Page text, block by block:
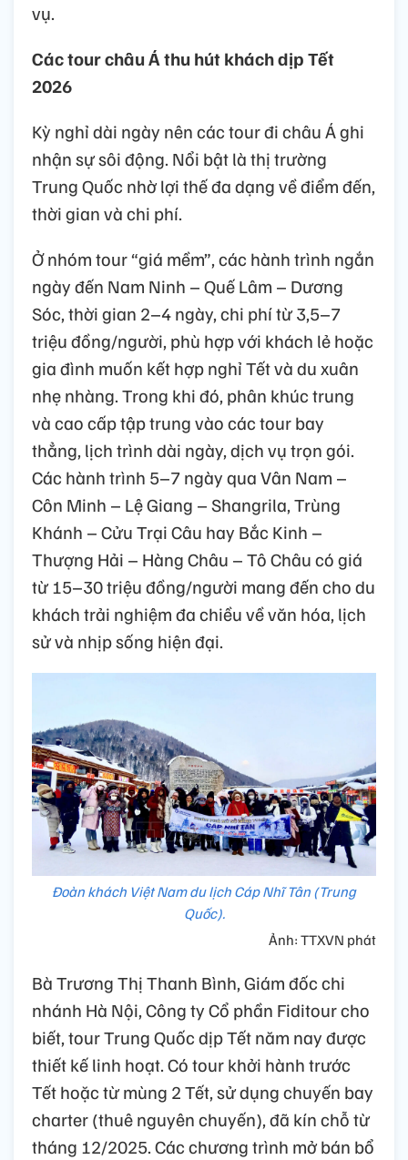
vụ.
Các tour châu Á thu hút khách dịp Tết
2026
Kỳ nghỉ dài ngày nên các tour đi châu Á ghi
nhận sự sôi động. Nổi bật là thị trường
Trung Quốc nhờ lợi thế đa dạng về điểm đến,
thời gian và chi phí.
Ở nhóm tour “giá mềm”, các hành trình ngắn
ngày đến Nam Ninh – Quế Lâm – Dương
Sóc, thời gian 2–4 ngày, chi phí từ 3,5–7
triệu đồng/người, phù hợp với khách lẻ hoặc
gia đình muốn kết hợp nghỉ Tết và du xuân
nhẹ nhàng. Trong khi đó, phân khúc trung
và cao cấp tập trung vào các tour bay
thẳng, lịch trình dài ngày, dịch vụ trọn gói.
Các hành trình 5–7 ngày qua Vân Nam –
Côn Minh – Lệ Giang – Shangrila, Trùng
Khánh – Cửu Trại Câu hay Bắc Kinh –
Thượng Hải – Hàng Châu – Tô Châu có giá
từ 15–30 triệu đồng/người mang đến cho du
khách trải nghiệm đa chiều về văn hóa, lịch
sử và nhịp sống hiện đại.
Đoàn khách Việt Nam du lịch Cáp Nhĩ Tân (Trung
Quốc).
Ảnh: TTXVN phát
Bà Trương Thị Thanh Bình, Giám đốc chi
nhánh Hà Nội, Công ty Cổ phần Fiditour cho
biết, tour Trung Quốc dịp Tết năm nay được
thiết kế linh hoạt. Có tour khởi hành trước
Tết hoặc từ mùng 2 Tết, sử dụng chuyến bay
charter (thuê nguyên chuyến), đã kín chỗ từ
tháng 12/2025. Các chương trình mở bán bổ